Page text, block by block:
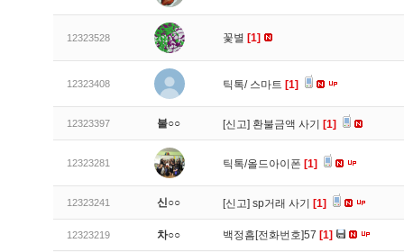
12323528 꽃별 [1]
12323408 틱톡/ 스마트 [1]
12323397 불○○ [신고] 환불금액 사기 [1]
12323281 틱톡/올드아이폰 [1]
12323241 신○○ [신고] sp거래 사기 [1]
12323219 차○○ 백정흠[전화번호]57 [1]